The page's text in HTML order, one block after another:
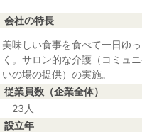
会社の特長
美味しい食事を食べて一日ゆ
く。サロン的な介護（コミュ
いの場の提供）の実施。
従業員数（企業全体）
23人
設立年